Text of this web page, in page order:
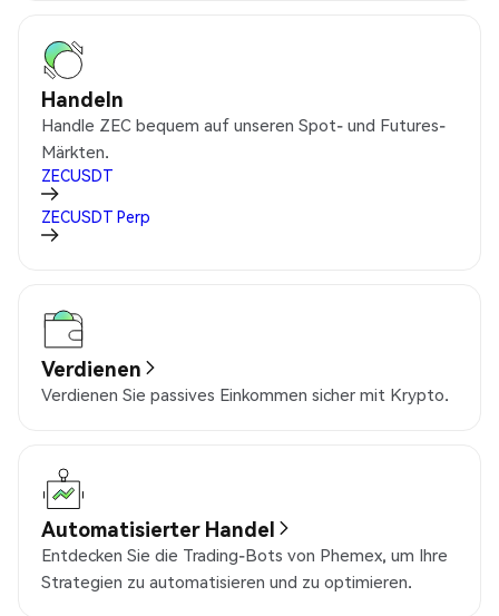
Handeln
Handle ZEC bequem auf unseren Spot- und Futures-
Märkten.
ZECUSDT
ZECUSDT Perp
Verdienen
Verdienen Sie passives Einkommen sicher mit Krypto.
Automatisierter Handel
Entdecken Sie die Trading-Bots von Phemex, um Ihre
Strategien zu automatisieren und zu optimieren.